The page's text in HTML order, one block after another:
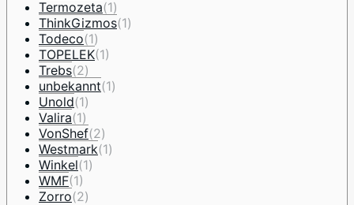
Termozeta(1)
ThinkGizmos(1)
Todeco(1)
TOPELEK(1)
Trebs(2)
unbekannt(1)
Unold(1)
Valira(1)
VonShef(2)
Westmark(1)
Winkel(1)
WMF(1)
Zorro(2)